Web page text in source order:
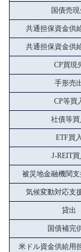
国債売
共通担保資金供
共通担保資金供
CP買現
手形売
CP等買
社債等買
ETF買入
J-REIT買
被災地金融機関
気候変動対応支
貸出
国債補完
米ドル資金供給用